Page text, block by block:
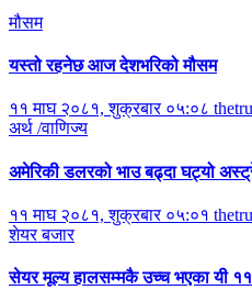
मौसम
यस्तो रहनेछ आज देशभरिको मौसम
११ माघ २०८१, शुक्रबार ०५:०८
अर्थ /वाणिज्य
अमेरिकी डलरको भाउ बढ्दा घट्यो
११ माघ २०८१, शुक्रबार ०५:०१
शेयर बजार
सेयर मूल्य हालसम्मकै उच्च भएका यी